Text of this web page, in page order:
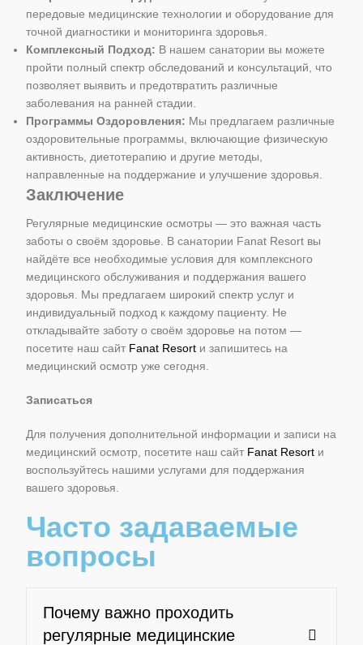
передовые медицинские технологии и оборудование для
точной диагностики и мониторинга здоровья.
Комплексный Подход: В нашем санатории вы можете
пройти полный спектр обследований и консультаций, что
позволяет выявить и предотвратить различные
заболевания на ранней стадии.
Программы Оздоровления: Мы предлагаем различные
оздоровительные программы, включающие физическую
активность, диетотерапию и другие методы,
направленные на поддержание и улучшение здоровья.
Заключение
Регулярные медицинские осмотры — это важная часть
заботы о своём здоровье. В санатории Fanat Resort вы
найдёте все необходимые условия для комплексного
медицинского обслуживания и поддержания вашего
здоровья. Мы предлагаем широкий спектр услуг и
индивидуальный подход к каждому пациенту. Не
откладывайте заботу о своём здоровье на потом —
посетите наш сайт Fanat Resort и запишитесь на
медицинский осмотр уже сегодня.
Записаться
Для получения дополнительной информации и записи на
медицинский осмотр, посетите наш сайт Fanat Resort и
воспользуйтесь нашими услугами для поддержания
вашего здоровья.
Часто задаваемые
вопросы
Почему важно проходить
регулярные медицинские